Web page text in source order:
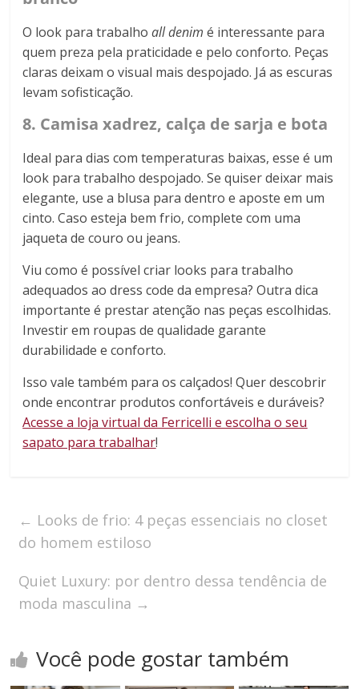
O look para trabalhoall denim é interessante para
quem preza pela praticidade e pelo conforto. Peças
claras deixam o visual mais despojado. Já as escuras
levam sofisticação.
8. Camisa xadrez, calça de sarja e bota
Ideal para dias com temperaturas baixas, esse é um
look para trabalho despojado. Se quiser deixar mais
elegante, use a blusa para dentro e aposte em um
cinto. Caso esteja bem frio, complete com uma
jaqueta de couro ou jeans.
Viu como é possível criar looks para trabalho
adequados ao dress code da empresa? Outra dica
importante é prestar atenção nas peças escolhidas.
Investir em roupas de qualidade garante
durabilidade e conforto.
Isso vale também para os calçados! Quer descobrir
onde encontrar produtos confortáveis e duráveis?
Acesse a loja virtual da Ferricelli e escolha o seu
sapato para trabalhar!
← Looks de frio: 4 peças essenciais no closet
do homem estiloso
Quiet Luxury: por dentro dessa tendência de
moda masculina →
Você pode gostar também